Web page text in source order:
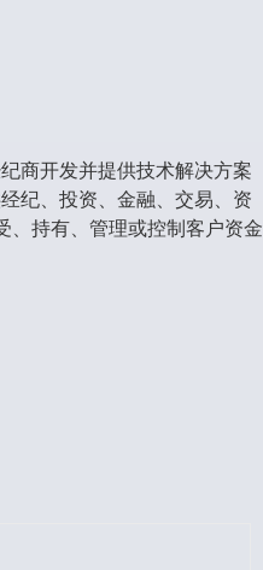
商开发并提供技术解决方案
纪、投资、金融、交易、资
、持有、管理或控制客户资金